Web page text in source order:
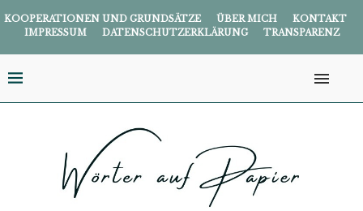
KOOPERATIONEN UND GRUNDSÄTZE ÜBER MICH
KONTAKT
IMPRESSUM
DATENSCHUTZERKLÄRUNG TRANSPARENZ